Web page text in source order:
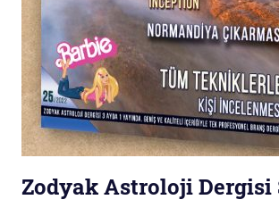
Zodyak Astroloji Dergisi